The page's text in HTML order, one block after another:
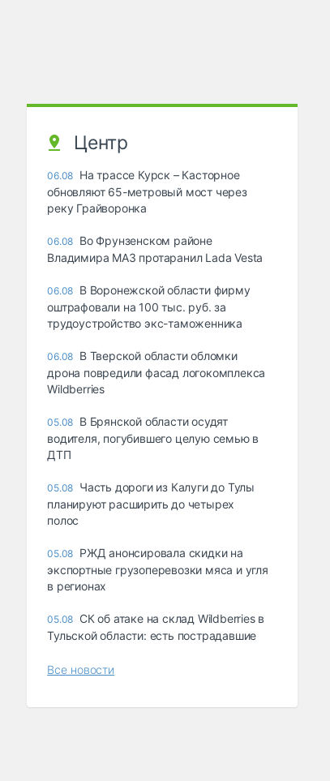
Центр
06.08 На трассе Курск – Касторное
обновляют 65-метровый мост через
реку Грайворонка
06.08 Во Фрунзенском районе
Владимира МАЗ протаранил Lada Vesta
06.08 В Воронежской области фирму
оштрафовали на 100 тыс. руб. за
трудоустройство экс-таможенника
06.08 В Тверской области обломки
дрона повредили фасад логокомплекса
Wildberries
05.08 В Брянской области осудят
водителя, погубившего целую семью в
ДТП
05.08 Часть дороги из Калуги до Тулы
планируют расширить до четырех
полос
05.08 РЖД анонсировала скидки на
экспортные грузоперевозки мяса и угля
в регионах
05.08 СК об атаке на склад Wildberries в
Тульской области: есть пострадавшие
Все новости